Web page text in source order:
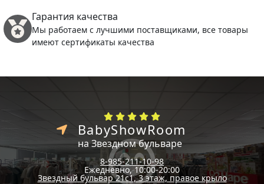
Гарантия качества
Мы работаем с лучшими поставщиками, все товары
имеют сертификаты качества
BabyShowRoom
на Звездном бульваре
8-985-211-10-98
Ежедневно, 10:00-20:00
Звездный бульвар 21с1, 3 этаж, правое крыло